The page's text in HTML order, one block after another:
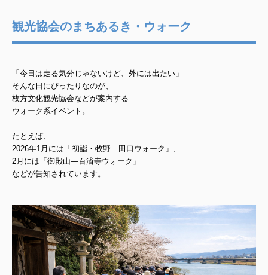
観光協会のまちあるき・ウォーク
「今日は走る気分じゃないけど、外には出たい」
そんな日にぴったりなのが、
枚方文化観光協会などが案内する
ウォーク系イベント 。
たとえば、
2026年1月には「初詣・牧野―田口ウォーク」、
2月には「御殿山―百済寺ウォーク」
などが告知されています。